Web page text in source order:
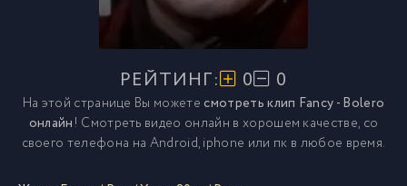
РЕЙТИНГ: 0 0
На этой странице Вы можетесмотреть клип Fancy - Bolero
онлайн! Смотреть видео онлайн в хорошем качестве, со
своего телефона на Android, iphone или пк в любое время.